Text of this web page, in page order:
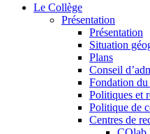
Le Collège
Présentation
Présentation
Situation
Plans
Conseil
Fondation
Politiques et
Politique de
Centres de